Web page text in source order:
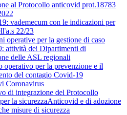
al Protocollo anticovid prot.18783
vademecum con le indicazioni per
22/23
operative per la gestione di caso
attività dei Dipartimenti di
delle ASL regionali
operativo per la prevenzione e il
del contagio Covid-19
Coronavirus
di integrazione del Protocollo
la sicurezzaAnticovid e di adozione
misure di sicurezza